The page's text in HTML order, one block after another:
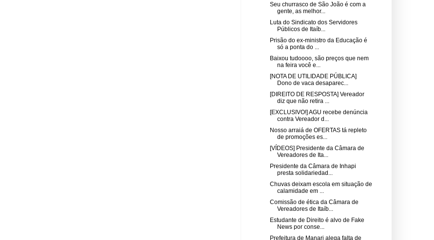
Seu churrasco de São João é com a
gente, as melhor...
Luta do Sindicato dos Servidores
Públicos de Itaíb...
Prisão do ex-ministro da Educação é
só a ponta do ...
Baixou tudoooo, são preços que nem
na feira você e...
[NOTA DE UTILIDADE PÚBLICA]
Dono de vaca desaparec...
[DIREITO DE RESPOSTA] Vereador
diz que não retira ...
[EXCLUSIVO!] AGU recebe denúncia
contra Vereador d...
Nosso arraiá de OFERTAS tá repleto
de promoções es...
[VÍDEOS] Presidente da Câmara de
Vereadores de Ita...
Presidente da Câmara de Inhapi
presta solidariedad...
Chuvas deixam escola em situação de
calamidade em ...
Comissão de ética da Câmara de
Vereadores de Itaíb...
Estudante de Direito é alvo de Fake
News por conse...
Prefeitura de Manari alega falta de